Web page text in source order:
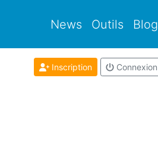
News Outils Blog
Inscription Connexion